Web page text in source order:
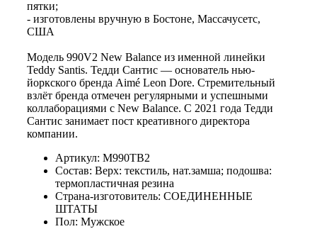
пятки;
- изготовлены вручную в Бостоне, Массачусетс,
США
Модель 990V2 New Balance из именной линейки
Teddy Santis. Тедди Сантис — основатель нью-
йоркского бренда Aimé Leon Dore. Стремительный
взлёт бренда отмечен регулярными и успешными
коллаборациями с New Balance. С 2021 года Тедди
Сантис занимает пост креативного директора
компании.
Артикул: M990TB2
Состав: Верх: текстиль, нат.замша; подошва:
термопластичная резина
Страна-изготовитель: СОЕДИНЕННЫЕ
ШТАТЫ
Пол: Мужское